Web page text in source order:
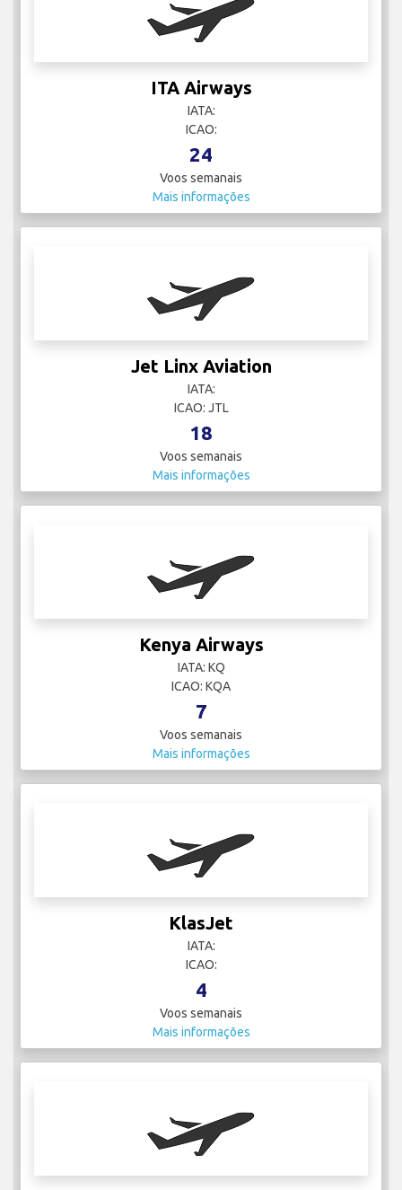
ITA Airways
IATA:
ICAO:
24
Voos semanais
Mais informações
Jet Linx Aviation
IATA:
ICAO: JTL
18
Voos semanais
Mais informações
Kenya Airways
IATA: KQ
ICAO: KQA
7
Voos semanais
Mais informações
KlasJet
IATA:
ICAO:
4
Voos semanais
Mais informações